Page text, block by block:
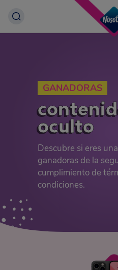
GANADORAS
oculto
Descubre si eres
ganadoras de la
cumplimiento de
condiciones.